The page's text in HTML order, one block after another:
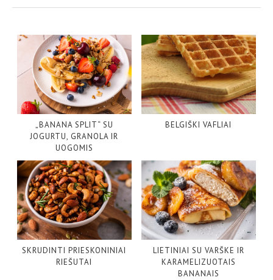
„BANANA SPLIT“ SU
JOGURTU, GRANOLA IR
UOGOMIS
BELGIŠKI VAFLIAI
SKRUDINTI PRIESKONINIAI
RIEŠUTAI
LIETINIAI SU VARŠKE IR
KARAMELIZUOTAIS
BANANAIS